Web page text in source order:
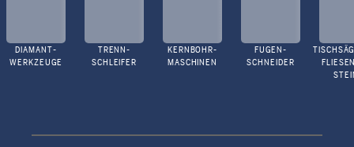
DIAMANT-
WERKZEUGE
TRENN-
SCHLEIFER
KERNBOHR-
MASCHINEN
FUGEN-
SCHNEIDER